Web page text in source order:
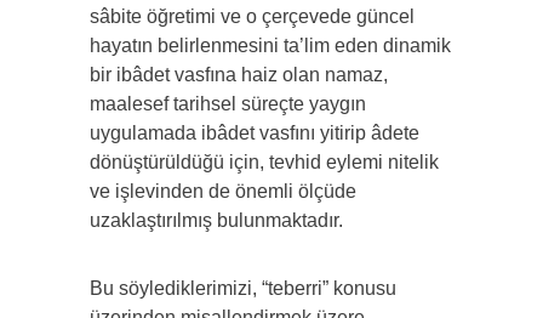
sâbite öğretimi ve o çerçevede güncel
hayatın belirlenmesini ta’lim eden dinamik
bir ibâdet vasfına haiz olan namaz,
maalesef tarihsel süreçte yaygın
uygulamada ibâdet vasfını yitirip âdete
dönüştürüldüğü için, tevhid eylemi nitelik
ve işlevinden de önemli ölçüde
uzaklaştırılmış bulunmaktadır.
Bu söylediklerimizi, “teberri” konusu